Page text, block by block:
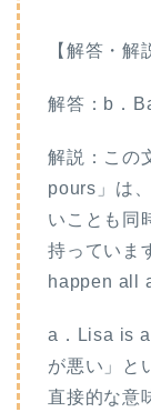
【解答・解
解答：b．
解説：この
pours」は
いことも同
持っていま
happen all
a．Lisa is
が悪い」と
直接的な意